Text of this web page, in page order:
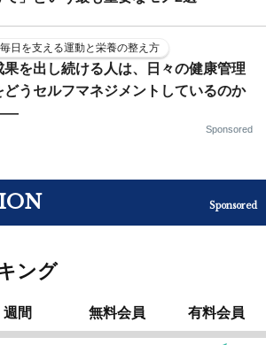
毎日を支える運動と栄養の整え方
果を出し続ける人は、日々の健康管理
どうセルフマネジメントしているのか
Sponsored
Sponsored
ング
週間 無料会員 有料会員